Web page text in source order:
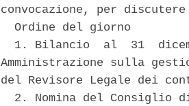
convocazione, per
  Ordine del giorno
1. Bilancio  al  31
Amministrazione sulla
del Revisore Legale dei
2. Nomina del Consiglio